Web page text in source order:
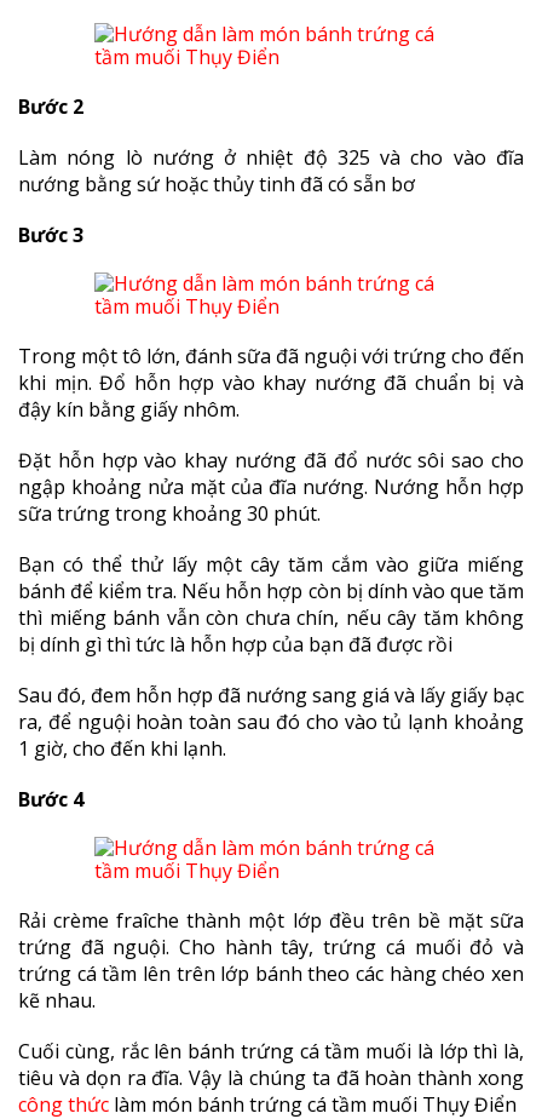
Bước 2
Làm nóng lò nướng ở nhiệt độ 325 và cho vào đĩa
nướng bằng sứ hoặc thủy tinh đã có sẵn bơ
Bước 3
Trong một tô lớn, đánh sữa đã nguội với trứng cho đến
khi mịn. Đổ hỗn hợp vào khay nướng đã chuẩn bị và
đậy kín bằng giấy nhôm.
Đặt hỗn hợp vào khay nướng đã đổ nước sôi sao cho
ngập khoảng nửa mặt của đĩa nướng. Nướng hỗn hợp
sữa trứng trong khoảng 30 phút.
Bạn có thể thử lấy một cây tăm cắm vào giữa miếng
bánh để kiểm tra. Nếu hỗn hợp còn bị dính vào que tăm
thì miếng bánh vẫn còn chưa chín, nếu cây tăm không
bị dính gì thì tức là hỗn hợp của bạn đã được rồi
Sau đó, đem hỗn hợp đã nướng sang giá và lấy giấy bạc
ra, để nguội hoàn toàn sau đó cho vào tủ lạnh khoảng
1 giờ, cho đến khi lạnh.
Bước 4
Rải crème fraîche thành một lớp đều trên bề mặt sữa
trứng đã nguội. Cho hành tây, trứng cá muối đỏ và
trứng cá tầm lên trên lớp bánh theo các hàng chéo xen
kẽ nhau.
Cuối cùng, rắc lên bánh trứng cá tầm muối là lớp thì là,
tiêu và dọn ra đĩa. Vậy là chúng ta đã hoàn thành xong
công thức làm món bánh trứng cá tầm muối Thụy Điển